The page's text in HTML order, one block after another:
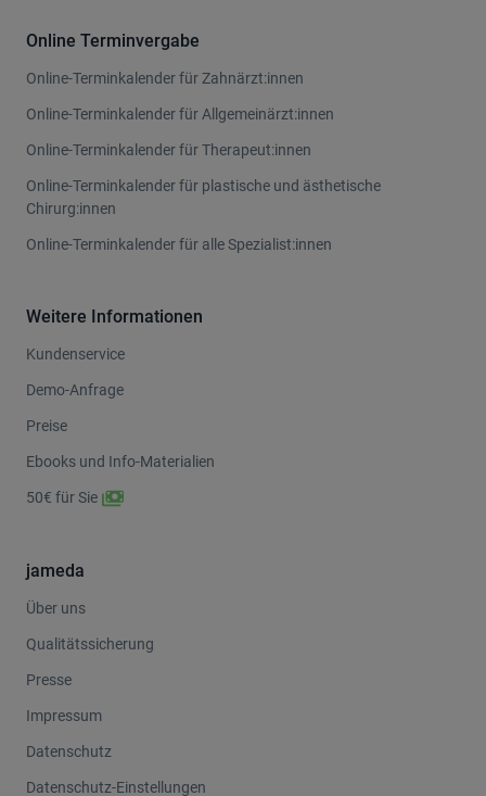
Online Terminvergabe
Online-Terminkalender für Zahnärzt:innen
Online-Terminkalender für Allgemeinärzt:innen
Online-Terminkalender für Therapeut:innen
Online-Terminkalender für plastische und ästhetische
Chirurg:innen
Online-Terminkalender für alle Spezialist:innen
Weitere Informationen
Kundenservice
Demo-Anfrage
Preise
Ebooks und Info-Materialien
50€ für Sie
jameda
Über uns
Qualitätssicherung
Presse
Impressum
Datenschutz
Datenschutz-Einstellungen